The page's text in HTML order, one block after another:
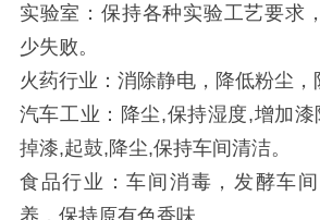
实验室：保持各种实验工艺要求
少失败。
火药行业：消除静电，降低粉尘，
汽车工业：降尘,保持湿度,增加
掉漆,起鼓,降尘,保持车间清洁。
食品行业：车间消毒，发酵车
养，保持原有色香味